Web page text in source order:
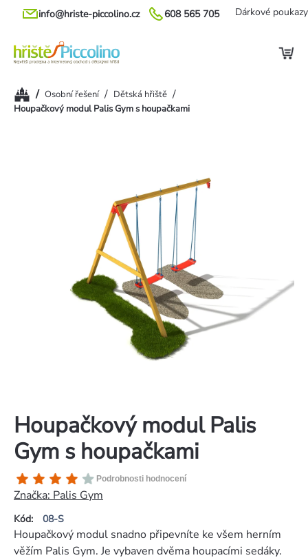
Přejít
608 565 705
info@hriste-piccolino.cz Dárkové poukazy
Domů/ Osobní řešení / Dětská hřiště /
Houpačkový modul Palis Gym s houpačkami
Houpačkový modul Palis
Gym s houpačkami
Kód: 08-S
Průměrné
hodnocení
produktu
je
4,0
Podrobnosti hodnocení
Značka: Palis Gym
Houpačkový modul snadno připevníte ke všem herním
věžím Palis Gym. Je vybaven dvěma houpacími sedáky.